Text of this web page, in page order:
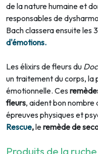
de la nature humaine et
responsables de
Bach classera ensuite les
d'émotions.
Les élixirs de fleurs du
un traitement du corps, la
émotionnelle. Ces
fleurs, aident bon
épreuves physiques et
Rescue,leremède de
Produits de la ruche